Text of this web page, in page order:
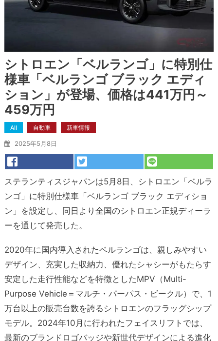
シトロエン「ベルランゴ」に特別仕
様車「ベルランゴ ブラック エディ
ション」が登場、価格は441万円～
459万円
All 自動車 新車情報
2025年5月8日
ステランティスジャパンは5月8日、シトロエン「ベルラ
ンゴ」に特別仕様車「ベルランゴ ブラック エディショ
ン」を設定し、同日より全国のシトロエン正規ディーラ
ーを通じて発売した。
2020年に国内導入されたベルランゴは、親しみやすい
デザイン、充実した収納力、優れたシャシーがもたらす
安定した走行性能などを特徴としたMPV（Multi-
Purpose Vehicle＝マルチ・パーパス・ビークル）で、1
万台以上の販売台数を誇るシトロエンのフラッグシップ
モデル。2024年10月に行われたフェイスリフトでは、
最新のブランドロゴバッジや新世代デザインによる進化